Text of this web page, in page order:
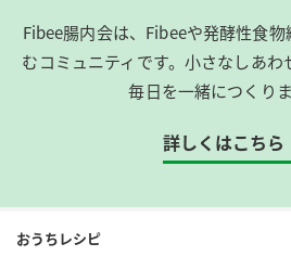
Fibee腸内会は、​Fibeeや発酵性食
むコミュニティです。​小さなしあ
毎日を一緒につくりま
詳しくはこちら
おうちレシピ